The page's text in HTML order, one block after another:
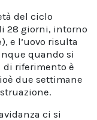
del ciclo
28 giorni, intorno
e l’uovo risulta
quando si
di riferimento è
due settimane
ci si